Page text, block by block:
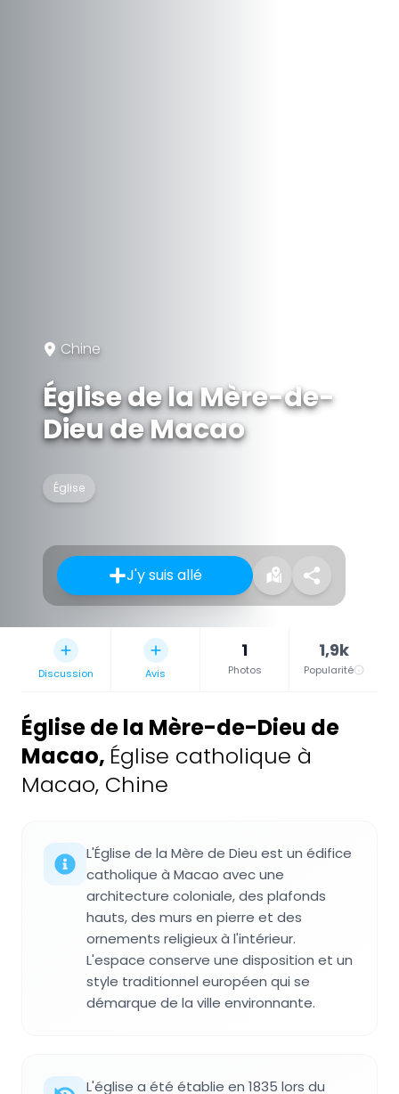
Chine
Église de la Mère-de-
Dieu de Macao
Église
J'y suis allé
Discussion Avis
1
Photos
1,9k
Popularité
Église de la Mère-de-Dieu de
Macao, Église catholique à
Macao, Chine
L'Église de la Mère de Dieu est un édifice
catholique à Macao avec une
architecture coloniale, des plafonds
hauts, des murs en pierre et des
ornements religieux à l'intérieur.
L'espace conserve une disposition et un
style traditionnel européen qui se
démarque de la ville environnante.
L'église a été établie en 1835 lors du